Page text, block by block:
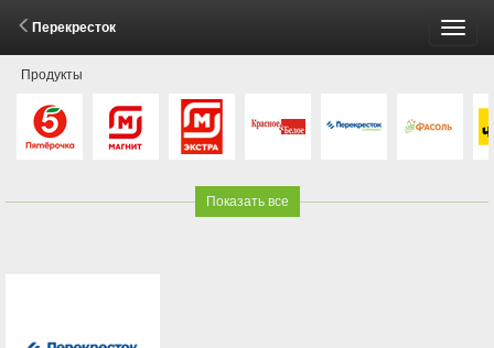
Перекресток
Продукты
Показать все